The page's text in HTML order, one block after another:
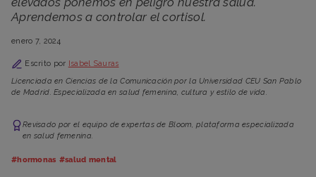
Aprendemos a controlar el cortisol.
enero 7, 2024
Escrito por
Isabel Sauras
Licenciada en Ciencias de la Comunicación por la Universidad CEU San Pablo
de Madrid. Especializada en salud femenina, cultura y estilo de vida.
Revisado por el equipo de expertas de Bloom, plataforma especializada
en salud femenina.
#hormonas #salud mental